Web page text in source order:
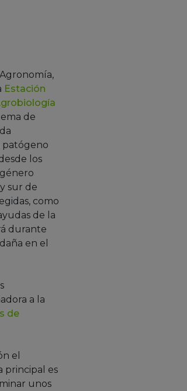
Estación
de
patógeno
los
sur de
como
de la
durante
en el
a la
de
el
principal es
unos